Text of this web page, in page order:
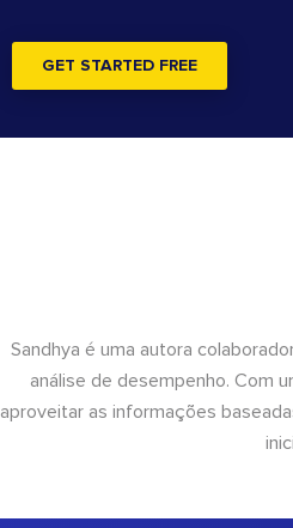
GET STARTED FREE
Sandhya é uma autora
análise de desempenho. Com
aproveitar as informações